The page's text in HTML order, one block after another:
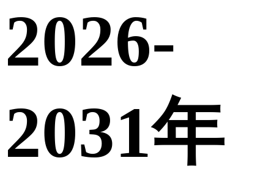
2026-
2031年